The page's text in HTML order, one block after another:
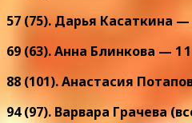
57 (75). Дарья Касаткина —
69 (63). Анна Блинкова — 1
88 (101). Анастасия
94 (97). Варвара Грачева